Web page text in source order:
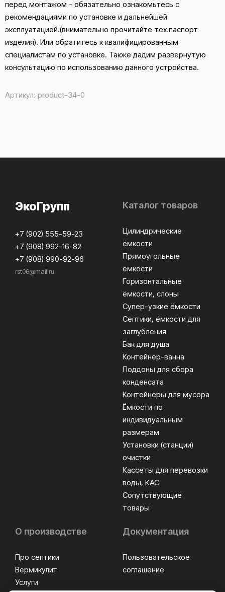
перед монтажом - обязательно ознакомьтесь с
рекомендациями по установке и дальнейшей
эксплуатацией.(внимательно прочитайте тех.паспорт
изделия). Или обратитесь к квалифицированным
специалистам по установке. Также дадим развернутую
консультацию по использованию данного устройства.
Артикул: product-34-0
ЭкоГрупп
+7 (902) 555-59-23
+7 (908) 992-16-82
+7 (908) 990-92-96
rst06@mail.ru
Каталог товаров
Цилиндрические
ёмкости
Прямоугольные
ёмкости
Горизонтальные
ёмкости, слоны
Супер-узкие ёмкости
Септики, ёмкости для
заглубления
Бак для душа
Контейнер-ванна
Поддоны для сбора
конденсата
Контейнеры для мусора
Ёмкости по
индивидуальным
размерам
Установки (станции)
очистки
Кассеты для перевозки
воды, КАС
Сопутствующие
товары
О производстве
Про септики
Вермикулит
Услуги
Документация
Пользовательское
соглашение